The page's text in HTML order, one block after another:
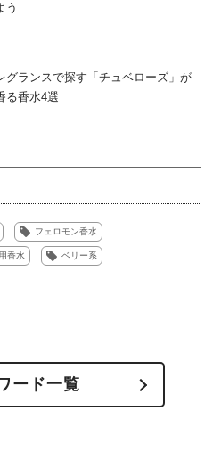
う
グランスで探す「チュベローズ」が
る香水4選
フェロモン香水
香水 ベリー系
ード一覧